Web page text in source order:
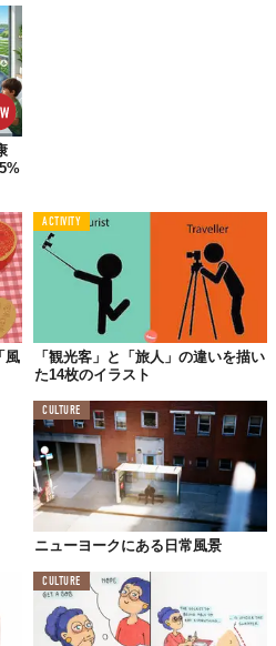
04.
見てみると…
ージアム。
05.
レッソ派？
カーノ派？
風
ACTIVITY
「観光客」と「旅人」の違いを描い
た14枚のイラスト
CULTURE
ニューヨークにある日常風景
CULTURE